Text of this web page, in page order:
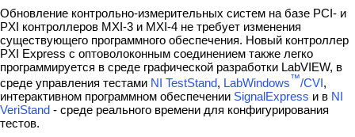
Обновление контрольно-измерительных систем на базе PCI- и
PXI контроллеров MXI-3 и MXI-4 не требует изменения
существующего программного обеспечения. Новый контроллер
PXI Express с оптоволоконным соединением также легко
программируется в среде графической разработки LabVIEW, в
среде управления тестами NI TestStand, LabWindows ™/CVI,
интерактивном программном обеспечении SignalExpress и в NI
VeriStand - среде реального времени для конфигурирования
тестов.